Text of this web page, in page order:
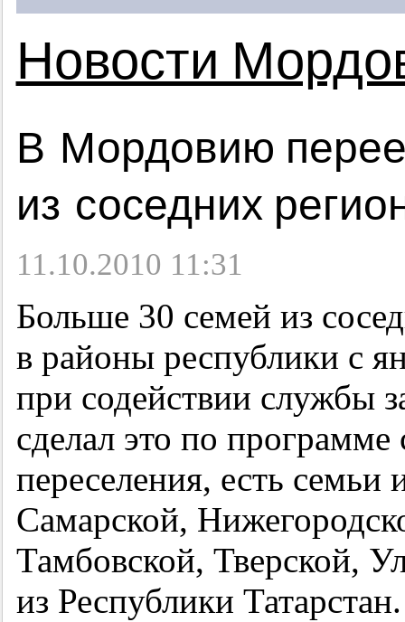
Новости
В Мордовию
из соседних
11.10.2010 11:31
Больше 30 семей из
в районы республики с
при содействии службы
сделал это по программе
переселения, есть
Самарской,
Тамбовской, Тверской,
из Республики Татарстан.